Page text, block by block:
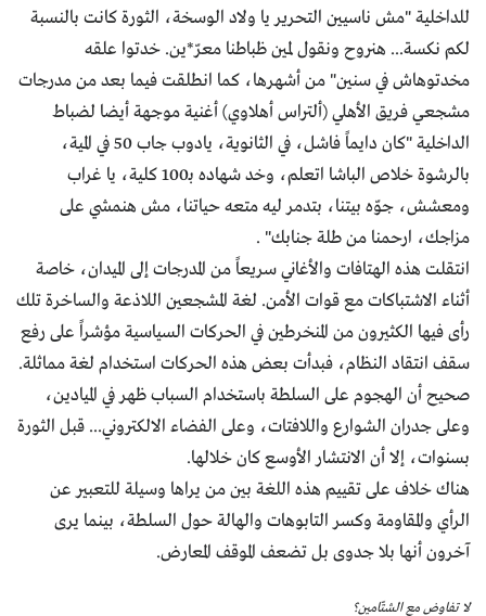
للداخلية "مش ناسيين التحرير يا ولاد الوسخة، الثورة كانت بالنسبة
لكم نكسة... هنروح ونقول لمين ظباطنا معرّ*ين. خدتوا علقه
مخدتوهاش في سنين" من أشهرها، كما انطلقت فيما بعد من مدرجات
مشجعي فريق الأهلي (ألتراس أهلاوي) أغنية موجهة أيضا لضباط
الداخلية "كان دايماً فاشل، في الثانوية، يادوب جاب 50 في المية،
بالرشوة خلاص الباشا اتعلم، وخد شهاده بـ100 كلية، يا غراب
ومعشش، جوّه بيتنا، بتدمر ليه متعه حياتنا، مش هنمشي على
مزاجك، ارحمنا من طلة جنابك" .
انتقلت هذه الهتافات والأغاني سريعاً من المدرجات إلى الميدان، خاصة
أثناء الاشتباكات مع قوات الأمن. لغة المشجعين اللاذعة والساخرة تلك
رأى فيها الكثيرون من المنخرطين في الحركات السياسية مؤشراً على رفع
سقف انتقاد النظام، فبدأت بعض هذه الحركات استخدام لغة مماثلة.
صحيح أن الهجوم على السلطة باستخدام السباب ظهر في الميادين،
وعلى جدران الشوارع واللافتات، وعلى الفضاء الالكتروني... قبل الثورة
بسنوات، إلا أن الانتشار الأوسع كان خلالها.
هناك خلاف على تقييم هذه اللغة بين من يراها وسيلة للتعبير عن
الرأي والمقاومة وكسر التابوهات والهالة حول السلطة، بينما يرى
آخرون أنها بلا جدوى بل تضعف الموقف المعارض.
لا تفاوض مع الشتّامين؟